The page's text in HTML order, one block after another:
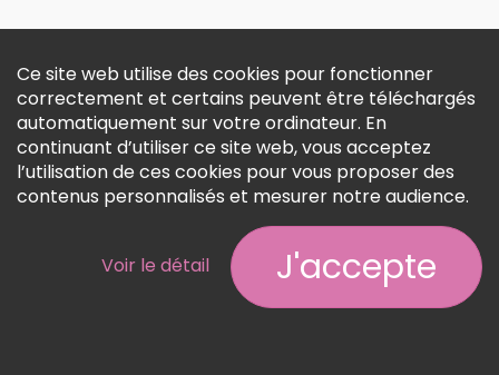
Ce site web utilise des cookies pour fonctionner
correctement et certains peuvent être téléchargés
automatiquement sur votre ordinateur. En
continuant d’utiliser ce site web, vous acceptez
l’utilisation de ces cookies pour vous proposer des
contenus personnalisés et mesurer notre audience.
Voir le détail J'accepte